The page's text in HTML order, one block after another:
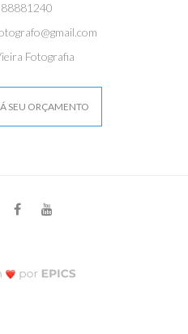
Fotografia
SEU ORÇAMENTO